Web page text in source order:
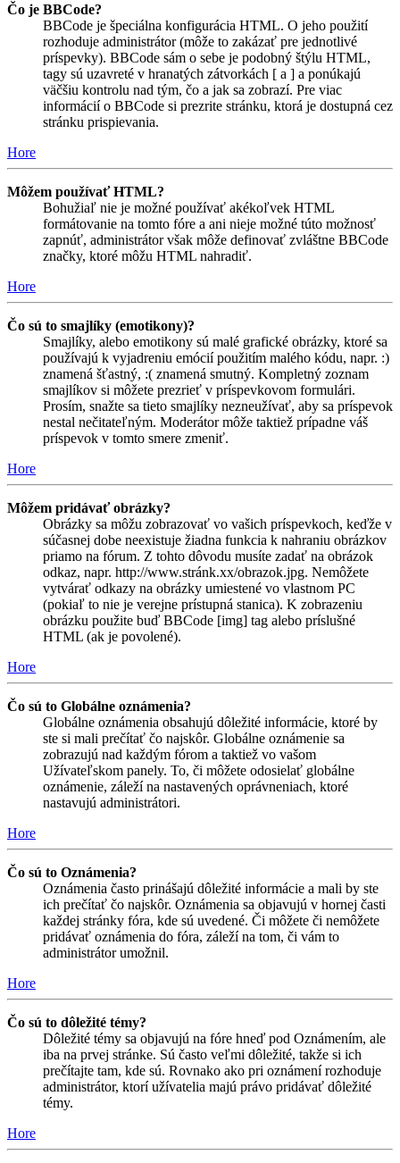
Čo je BBCode?
BBCode je špeciálna konfigurácia HTML. O jeho použití
rozhoduje administrátor (môže to zakázať pre jednotlivé
príspevky). BBCode sám o sebe je podobný štýlu HTML,
tagy sú uzavreté v hranatých zátvorkách [ a ] a ponúkajú
väčšiu kontrolu nad tým, čo a jak sa zobrazí. Pre viac
informácií o BBCode si prezrite stránku, ktorá je dostupná cez
stránku prispievania.
Hore
Môžem používať HTML?
Bohužiaľ nie je možné používať akékoľvek HTML
formátovanie na tomto fóre a ani nieje možné túto možnosť
zapnúť, administrátor však môže definovať zvláštne BBCode
značky, ktoré môžu HTML nahradiť.
Hore
Čo sú to smajlíky (emotikony)?
Smajlíky, alebo emotikony sú malé grafické obrázky, ktoré sa
používajú k vyjadreniu emócií použitím malého kódu, napr. :)
znamená šťastný, :( znamená smutný. Kompletný zoznam
smajlíkov si môžete prezrieť v príspevkovom formulári.
Prosím, snažte sa tieto smajlíky nezneužívať, aby sa príspevok
nestal nečitateľným. Moderátor môže taktiež prípadne váš
príspevok v tomto smere zmeniť.
Hore
Môžem pridávať obrázky?
Obrázky sa môžu zobrazovať vo vašich príspevkoch, keďže v
súčasnej dobe neexistuje žiadna funkcia k nahraniu obrázkov
priamo na fórum. Z tohto dôvodu musíte zadať na obrázok
odkaz, napr. http://www.stránk.xx/obrazok.jpg. Nemôžete
vytvárať odkazy na obrázky umiestené vo vlastnom PC
(pokiaľ to nie je verejne prístupná stanica). K zobrazeniu
obrázku použite buď BBCode [img] tag alebo príslušné
HTML (ak je povolené).
Hore
Čo sú to Globálne oznámenia?
Globálne oznámenia obsahujú dôležité informácie, ktoré by
ste si mali prečítať čo najskôr. Globálne oznámenie sa
zobrazujú nad každým fórom a taktiež vo vašom
Užívateľskom panely. To, či môžete odosielať globálne
oznámenie, záleží na nastavených oprávneniach, ktoré
nastavujú administrátori.
Hore
Čo sú to Oznámenia?
Oznámenia často prinášajú dôležité informácie a mali by ste
ich prečítať čo najskôr. Oznámenia sa objavujú v hornej časti
každej stránky fóra, kde sú uvedené. Či môžete či nemôžete
pridávať oznámenia do fóra, záleží na tom, či vám to
administrátor umožnil.
Hore
Čo sú to dôležité témy?
Dôležité témy sa objavujú na fóre hneď pod Oznámením, ale
iba na prvej stránke. Sú často veľmi dôležité, takže si ich
prečítajte tam, kde sú. Rovnako ako pri oznámení rozhoduje
administrátor, ktorí užívatelia majú právo pridávať dôležité
témy.
Hore